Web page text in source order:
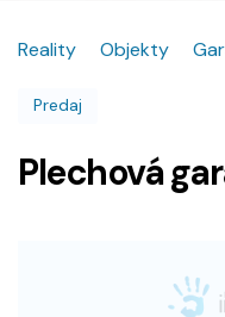
Reality Objekty
Predaj
Plechová